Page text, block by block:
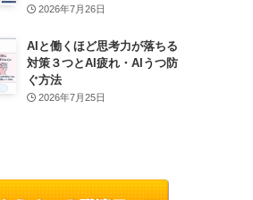
2026年7月26日
AIと働くほど思考力が落ちる
対策３つとAI疲れ・AIうつ防
ぐ方法
2026年7月25日